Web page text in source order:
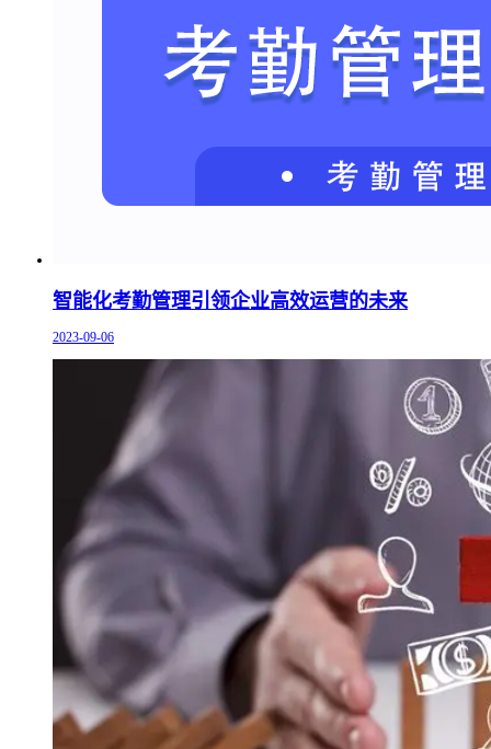
智能化考勤管理引领企业高效运营的未来
2023-09-06